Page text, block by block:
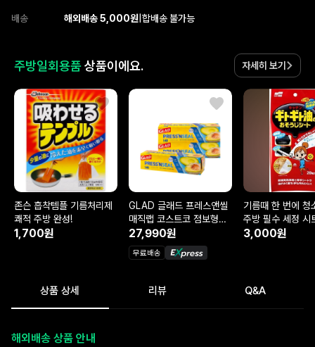
배송 해외배송 5,000원 합배송 불가능
주방일회용품상품이에요. 자세히 보기
존슨 흡착템플 기름처리제
쾌적 주방 완성!
1,700원
GLAD 글래드 프레스앤씰
매직랩 코스트코 점보형
43.4m
27,990원
무료배송
기름때 한 번에 청
주방 필수 세정 시
3,000원
상품 상세 리뷰 Q&A
해외배송 상품 안내